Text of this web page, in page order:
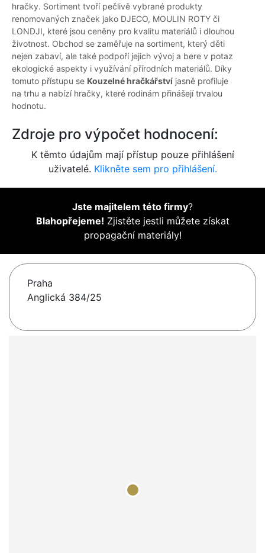
hračky. Sortiment tvoří pečlivě vybrané produkty
renomovaných značek jako DJECO, MOULIN ROTY či
LONDJI, které jsou ceněny pro kvalitu materiálů i dlouhou
životnost. Obchod se zaměřuje na sortiment, který děti
nejen zabaví, ale také podpoří jejich vývoj a bere v potaz
ekologické aspekty i využívání přírodních materiálů. Díky
tomuto přístupu se Kouzelné hračkářství jasně profiluje
na trhu a nabízí hračky, které rodinám přinášejí trvalou
hodnotu.
Zdroje pro výpočet hodnocení:
K těmto údajům mají přístup pouze přihlášení
uživatelé. Klikněte sem pro přihlášení.
Jste majitelem této firmy?
Blahopřejeme! Zjistěte jestli můžete získat
propagační materiály!
Praha
Anglická 384/25